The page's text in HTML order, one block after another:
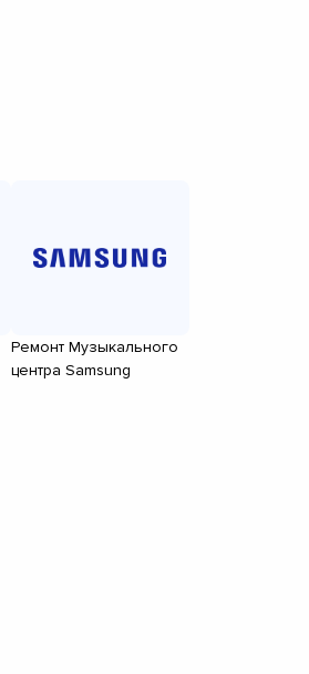
Ремонт Музыкального
центра Samsung